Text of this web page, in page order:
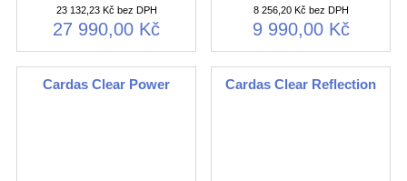
23 132,23 Kč bez DPH
27 990,00 Kč
8 256,20 Kč bez DPH
9 990,00 Kč
Cardas Clear Power Cardas Clear Reflection